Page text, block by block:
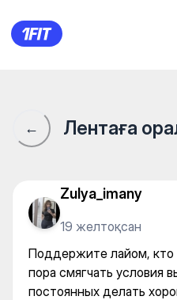
Поддержите
← Лентаға
Zulya_imany
19 желтоқсан
Поддержите лайом,
пора смягчать условия
постоянных делать